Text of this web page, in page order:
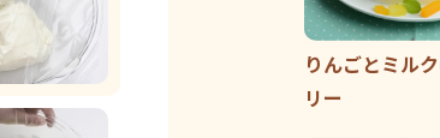
りんごとミル
リー